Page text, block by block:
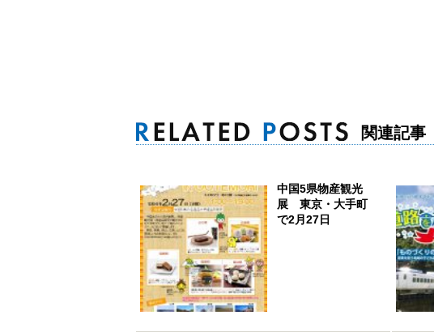
関連記事
中国5県物産観光
展 東京・大手町
で2月27日